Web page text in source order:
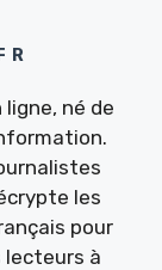
né de
les
pour
lecteurs à